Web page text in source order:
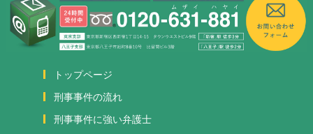
トップページ
刑事事件の流れ
刑事事件に強い弁護士